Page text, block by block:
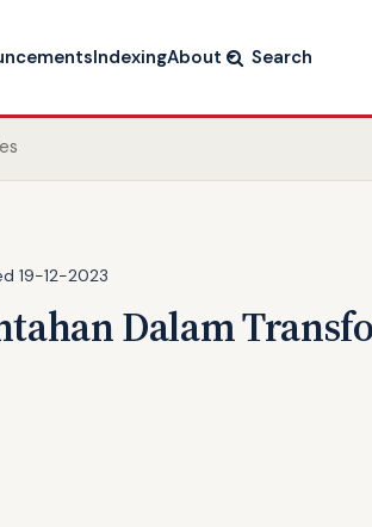
IndexingAbout Search
19-12-2023
Dalam